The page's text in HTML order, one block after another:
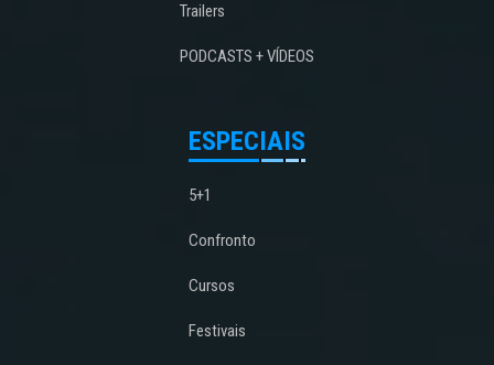
Trailers
PODCASTS + VÍDEOS
ESPECIAIS
5+1
Confronto
Cursos
Festivais